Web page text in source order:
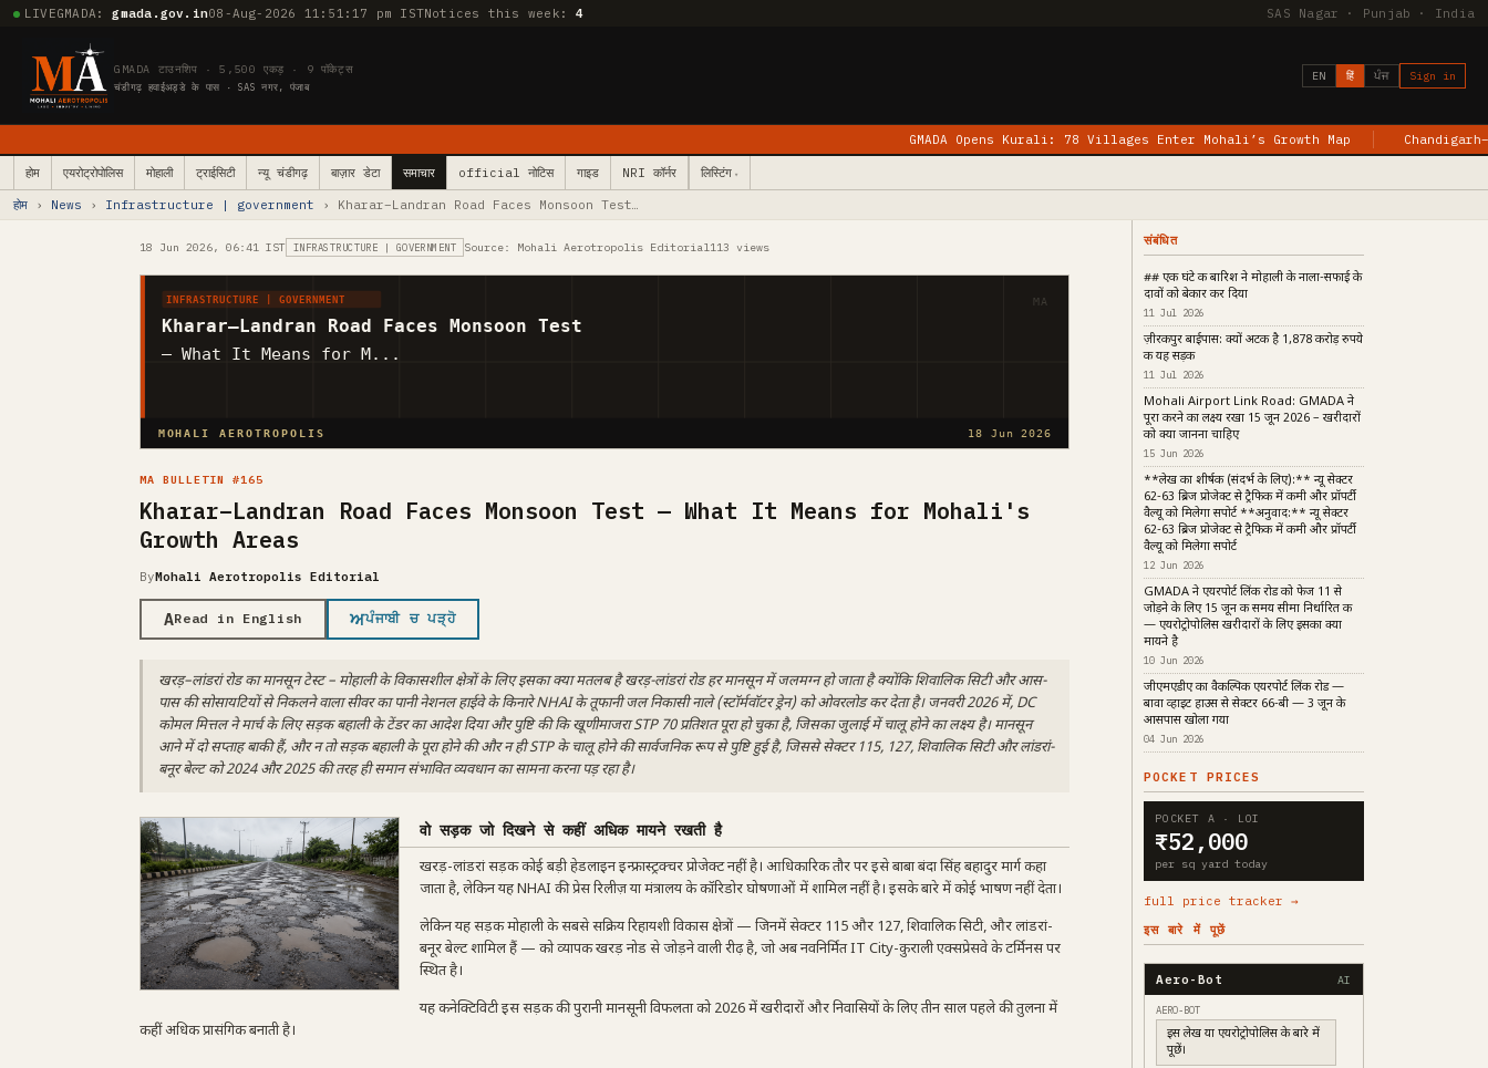
LIVEGMADA:gmada.gov.in08-Aug-2026 11:51:18 pm ISTNotices this week:4 SAS Nagar · Punjab · India
GMADA टाउनशिप · 5,500 एकड़ · 9 पॉकेट्स
चंडीगढ़ हवाईअड्डे के पास · SAS नगर, पंजाब
EN हिं ਪੰਜ Sign in
GMADA Opens Kurali: 78 Villages Enter Mohali’s Growth Map Chandigarh–Jewar
होम एयरोट्रोपोलिस मोहाली ट्राईसिटी न्यू चंडीगढ़ बाज़ार डेटा समाचार official नोटिस गाइड NRI कॉर्नर लिस्टिंग ▾
होम › News › Infrastructure | government › Kharar–Landran Road Faces Monsoon Test…
18 Jun 2026, 06:41 IST INFRASTRUCTURE | GOVERNMENT Source: Mohali Aerotropolis Editorial113 views
INFRASTRUCTURE | GOVERNMENT
MOHALI AEROTROPOLIS 18 Jun 2026
Kharar–Landran Road Faces Monsoon Test
— What It Means for M...
MA
MA BULLETIN #165
Kharar–Landran Road Faces Monsoon Test — What It Means for Mohali's
Growth Areas
ByMohali Aerotropolis Editorial
ARead in English ਅਪੰਜਾਬੀ ਚ ਪੜ੍ਹੋ
खरड़–लांडरां रोड का मानसून टेस्ट – मोहाली के विकासशील क्षेत्रों के लिए इसका क्या मतलब है खरड़-लांडरां रोड हर मानसून में जलमग्न हो जाता है क्योंकि शिवालिक सिटी और आस-
पास की सोसायटियों से निकलने वाला सीवर का पानी नेशनल हाईवे के किनारे NHAI के तूफानी जल निकासी नाले (स्टॉर्मवॉटर ड्रेन) को ओवरलोड कर देता है। जनवरी 2026 में, DC
कोमल मित्तल ने मार्च के लिए सड़क बहाली के टेंडर का आदेश दिया और पुष्टि की कि खूणीमाजरा STP 70 प्रतिशत पूरा हो चुका है, जिसका जुलाई में चालू होने का लक्ष्य है। मानसून
आने में दो सप्ताह बाकी हैं, और न तो सड़क बहाली के पूरा होने की और न ही STP के चालू होने की सार्वजनिक रूप से पुष्टि हुई है, जिससे सेक्टर 115, 127, शिवालिक सिटी और लांडरां-
बनूर बेल्ट को 2024 और 2025 की तरह ही समान संभावित व्यवधान का सामना करना पड़ रहा है।
वो सड़क जो दिखने से कहीं अधिक मायने रखती है
खरड़-लांडरां सड़क कोई बड़ी हेडलाइन इन्फ्रास्ट्रक्चर प्रोजेक्ट नहीं है। आधिकारिक तौर पर इसे बाबा बंदा सिंह बहादुर मार्ग कहा
जाता है, लेकिन यह NHAI की प्रेस रिलीज़ या मंत्रालय के कॉरिडोर घोषणाओं में शामिल नहीं है। इसके बारे में कोई भाषण नहीं देता।
लेकिन यह सड़क मोहाली के सबसे सक्रिय रिहायशी विकास क्षेत्रों — जिनमें सेक्टर 115 और 127, शिवालिक सिटी, और लांडरां-
बनूर बेल्ट शामिल हैं — को व्यापक खरड़ नोड से जोड़ने वाली रीढ़ है, जो अब नवनिर्मित IT City-कुराली एक्सप्रेसवे के टर्मिनस पर
स्थित है।
यह कनेक्टिविटी इस सड़क की पुरानी मानसूनी विफलता को 2026 में खरीदारों और निवासियों के लिए तीन साल पहले की तुलना में
कहीं अधिक प्रासंगिक बनाती है।
संबंधित
## एक घंटे की बारिश ने मोहाली के नाला-सफाई के
दावों को बेकार कर दिया
11 Jul 2026
ज़ीरकपुर बाईपास: क्यों अटकी है 1,878 करोड़ रुपये
की यह सड़क
11 Jul 2026
Mohali Airport Link Road: GMADA ने
पूरा करने का लक्ष्य रखा 15 जून 2026 – खरीदारों
को क्या जानना चाहिए
15 Jun 2026
**लेख का शीर्षक (संदर्भ के लिए):** न्यू सेक्टर
62-63 ब्रिज प्रोजेक्ट से ट्रैफिक में कमी और प्रॉपर्टी
वैल्यू को मिलेगा सपोर्ट **अनुवाद:** न्यू सेक्टर
62-63 ब्रिज प्रोजेक्ट से ट्रैफिक में कमी और प्रॉपर्टी
वैल्यू को मिलेगा सपोर्ट
12 Jun 2026
GMADA ने एयरपोर्ट लिंक रोड को फेज 11 से
जोड़ने के लिए 15 जून की समय सीमा निर्धारित की
— एयरोट्रोपोलिस खरीदारों के लिए इसका क्या
मायने है
10 Jun 2026
जीएमएडीए का वैकल्पिक एयरपोर्ट लिंक रोड —
बावा व्हाइट हाउस से सेक्टर 66-बी — 3 जून के
आसपास खोला गया
04 Jun 2026
POCKET PRICES
POCKET A · LOI
₹52,000
per sq yard today
full price tracker →
इस बारे में पूछें
Aero-Bot AI
AERO-BOT
इस लेख या एयरोट्रोपोलिस के बारे में
पूछें।